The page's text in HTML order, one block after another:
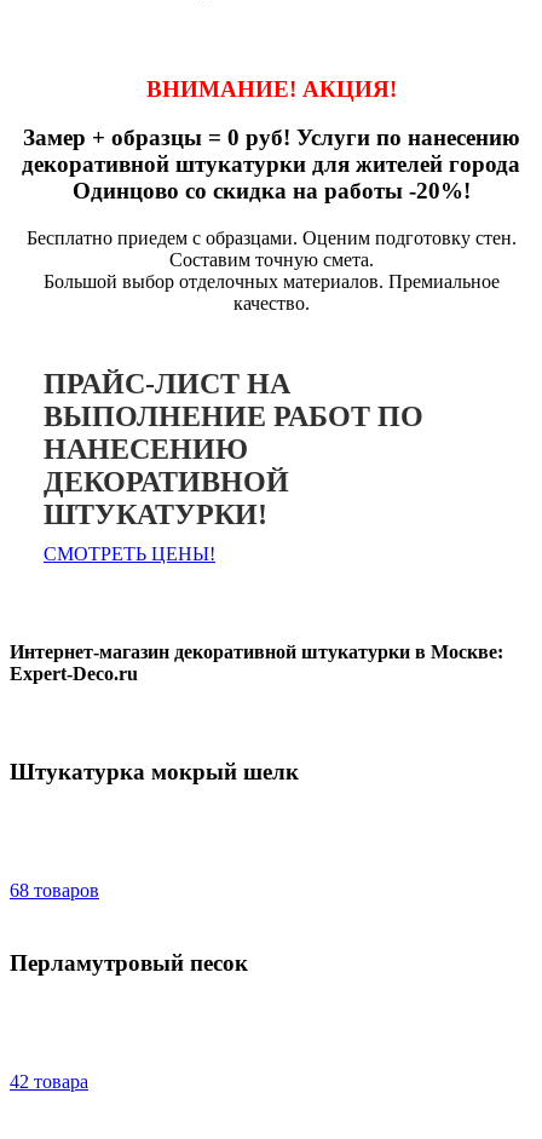
ВНИМАНИЕ! АКЦИЯ!
Замер + образцы = 0 руб! Услуги по нанесению
декоративной штукатурки для жителей города
Одинцово со скидка на работы -20%!
Бесплатно приедем с образцами. Оценим подготовку стен.
Составим точную смета.
Большой выбор отделочных материалов. Премиальное
качество.
ПРАЙС-ЛИСТ НА
ВЫПОЛНЕНИЕ РАБОТ ПО
НАНЕСЕНИЮ
ДЕКОРАТИВНОЙ
ШТУКАТУРКИ!
СМОТРЕТЬ ЦЕНЫ!
Интернет-магазин декоративной штукатурки в Москве:
Expert-Deco.ru
Штукатурка мокрый шелк
68 товаров
Перламутровый песок
42 товара